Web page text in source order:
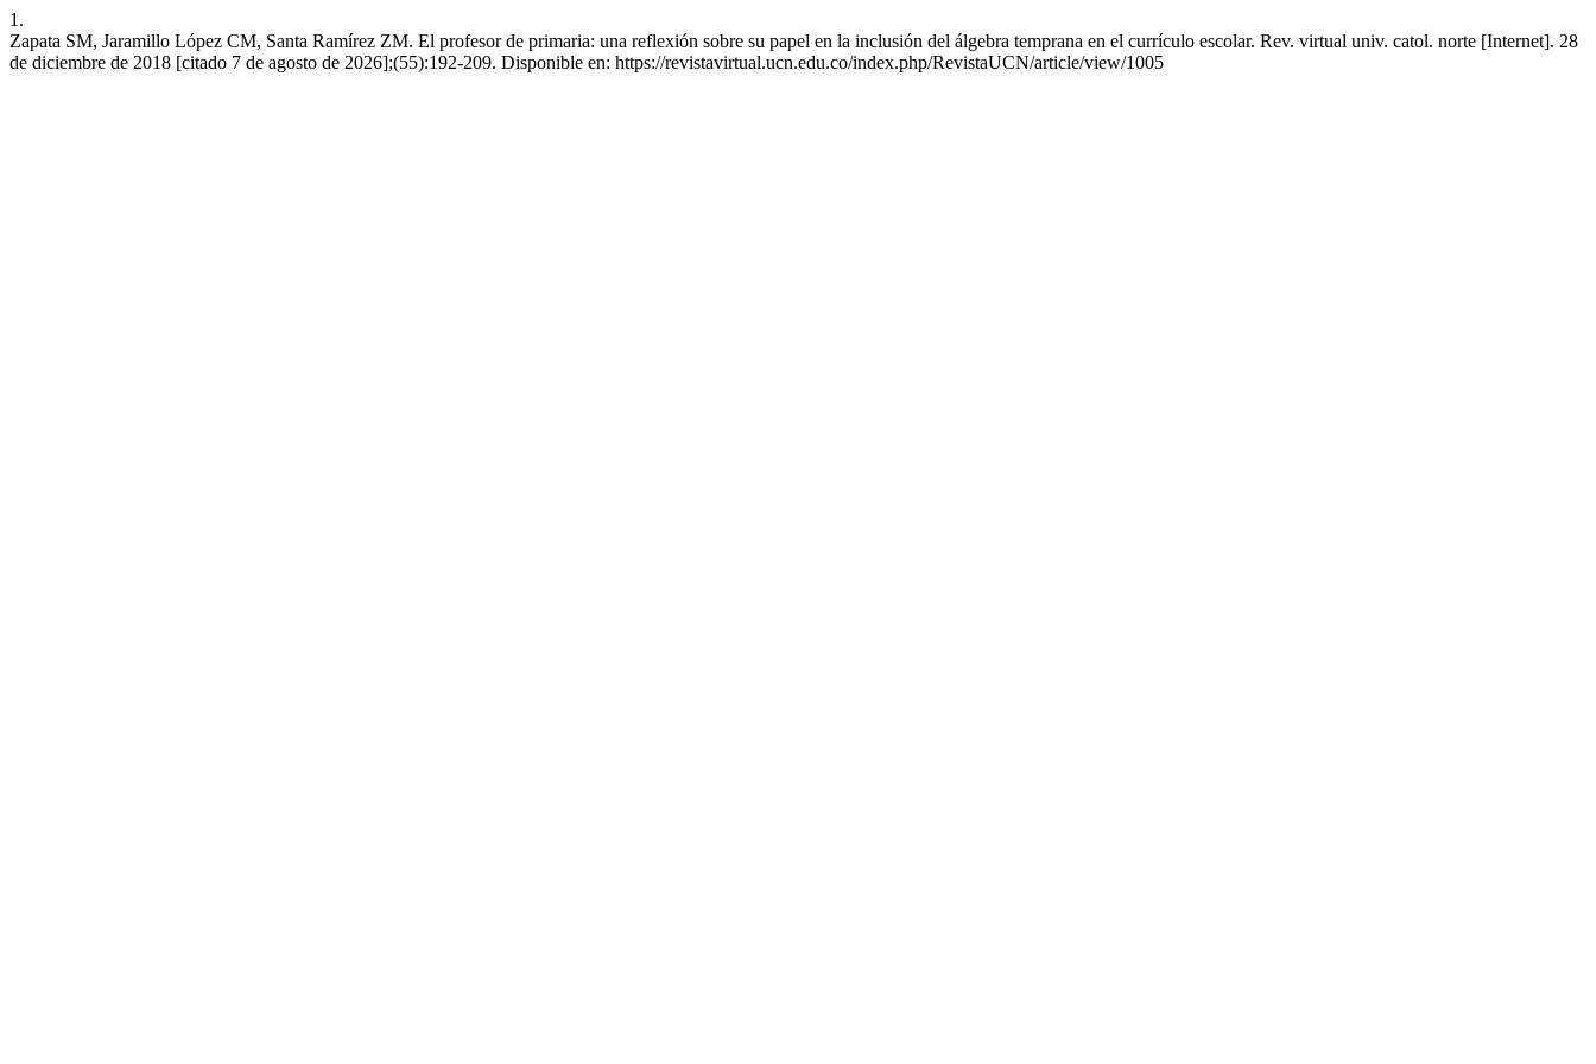
1.
Zapata SM, Jaramillo López CM, Santa Ramírez ZM. El profesor de primaria: una reflexión sobre su papel en la inclusión del álgebra temprana en el currículo escolar. Rev. virtual univ. catol. norte [Internet]. 28
de diciembre de 2018 [citado 7 de agosto de 2026];(55):192-209. Disponible en: https://revistavirtual.ucn.edu.co/index.php/RevistaUCN/article/view/1005